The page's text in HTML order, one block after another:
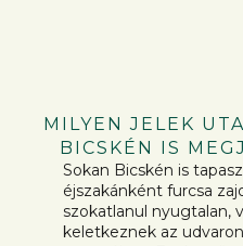
MILYEN JELEK
BICSKÉN IS
Sokan Bicskén is
éjszakánként furcsa
szokatlanul nyugtalan,
keletkeznek az